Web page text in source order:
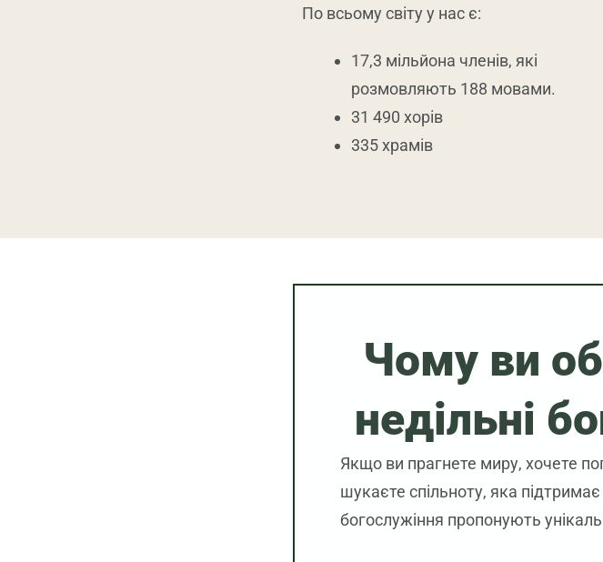
По всьому світу у нас є:
17,3 мільйона членів, які
розмовляють 188 мовами.
31 490 хорів
335 храмів
Чому ви
недільні
Якщо ви прагнете миру, хочете
шукаєте спільноту, яка
богослужіння пропонують